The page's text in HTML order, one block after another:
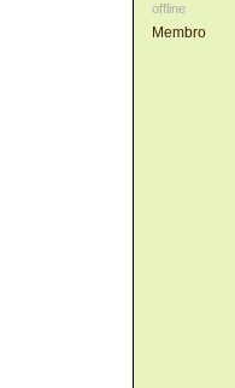
offline
Membro